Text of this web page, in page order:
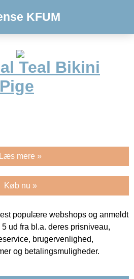
KFUM
Teal Bikini
Læs mere »
Køb nu »
populære webshops og anmeldt
ud fra bl.a. deres prisniveau,
brugervenlighed,
og betalingsmuligheder.